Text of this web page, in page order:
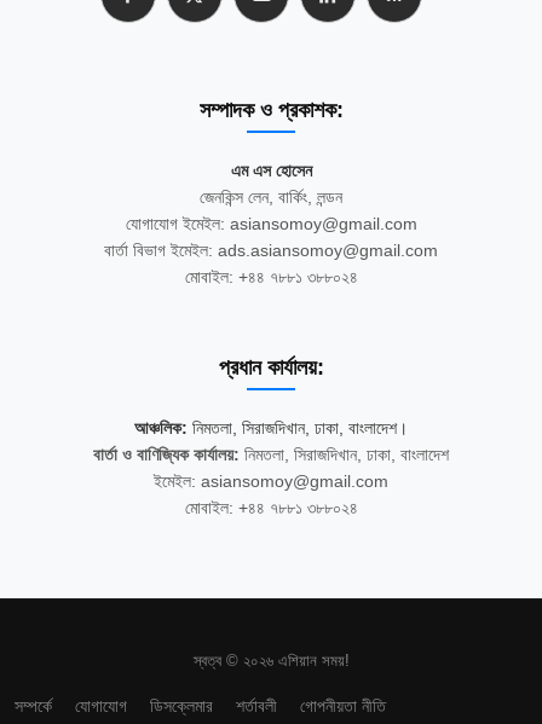
সম্পাদক ও প্রকাশক:
এম এস হোসেন
জেনকিন্স লেন, বার্কিং, লন্ডন
যোগাযোগ ইমেইল: asiansomoy@gmail.com
বার্তা বিভাগ ইমেইল: ads.asiansomoy@gmail.com
মোবাইল: +৪৪ ৭৮৮১ ৩৮৮০২৪
প্রধান কার্যালয়:
আঞ্চলিক: নিমতলা, সিরাজদিখান, ঢাকা, বাংলাদেশ।
বার্তা ও বাণিজ্যিক কার্যালয়: নিমতলা, সিরাজদিখান, ঢাকা, বাংলাদেশ
ইমেইল: asiansomoy@gmail.com
মোবাইল: +৪৪ ৭৮৮১ ৩৮৮০২৪
স্বত্ব © ২০২৬ এশিয়ান সময়!
সম্পর্কে যোগাযোগ ডিসক্লেমার শর্তাবলী গোপনীয়তা নীতি